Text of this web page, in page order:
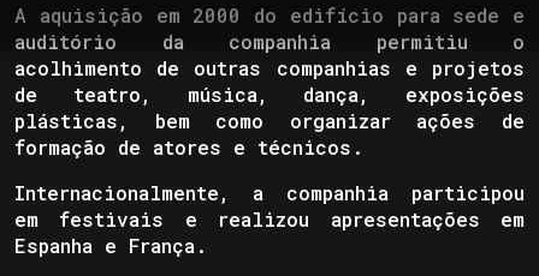
A aquisição em 2000 do edifício para sede e
auditório da companhia permitiu o
acolhimento de outras companhias e projetos
de teatro, música, dança, exposições
plásticas, bem como organizar ações de
formação de atores e técnicos.
Internacionalmente, a companhia participou
em festivais e realizou apresentações em
Espanha e França.